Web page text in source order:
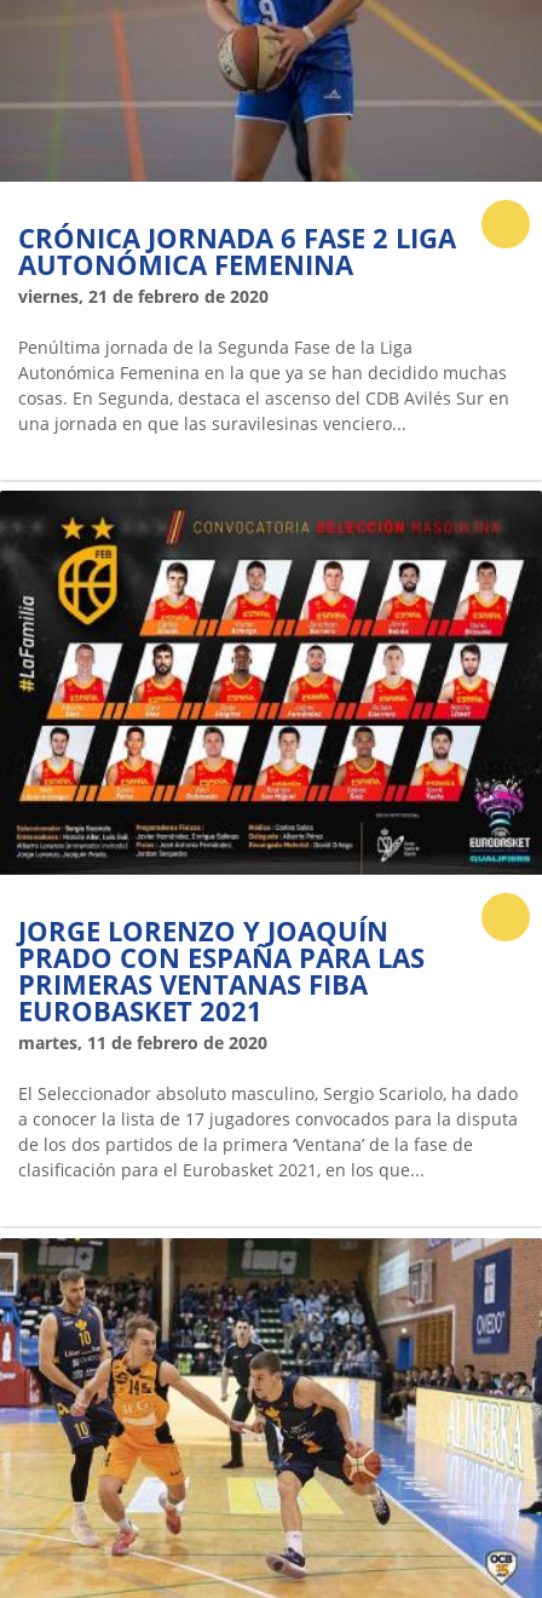
CRÓNICA JORNADA 6 FASE 2 LIGA
AUTONÓMICA FEMENINA
viernes, 21 de febrero de 2020
Penúltima jornada de la Segunda Fase de la Liga
Autonómica Femenina en la que ya se han decidido muchas
cosas. En Segunda, destaca el ascenso del CDB Avilés Sur en
una jornada en que las suravilesinas venciero...
JORGE LORENZO Y JOAQUÍN
PRADO CON ESPAÑA PARA LAS
PRIMERAS VENTANAS FIBA
EUROBASKET 2021
martes, 11 de febrero de 2020
El Seleccionador absoluto masculino, Sergio Scariolo, ha dado
a conocer la lista de 17 jugadores convocados para la disputa
de los dos partidos de la primera ‘Ventana’ de la fase de
clasificación para el Eurobasket 2021, en los que...